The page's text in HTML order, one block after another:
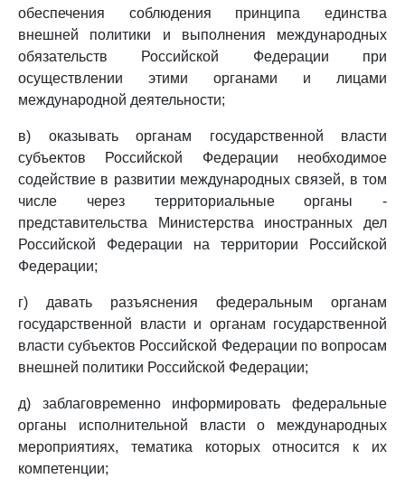
обеспечения соблюдения принципа единства
внешней политики и выполнения международных
обязательств Российской Федерации при
осуществлении этими органами и лицами
международной деятельности;
в) оказывать органам государственной власти
субъектов Российской Федерации необходимое
содействие в развитии международных связей, в том
числе через территориальные органы -
представительства Министерства иностранных дел
Российской Федерации на территории Российской
Федерации;
г) давать разъяснения федеральным органам
государственной власти и органам государственной
власти субъектов Российской Федерации по вопросам
внешней политики Российской Федерации;
д) заблаговременно информировать федеральные
органы исполнительной власти о международных
мероприятиях, тематика которых относится к их
компетенции;